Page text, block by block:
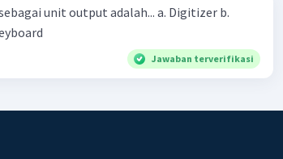
unit output adalah... a. Digitizer b.
Jawaban terverifikasi